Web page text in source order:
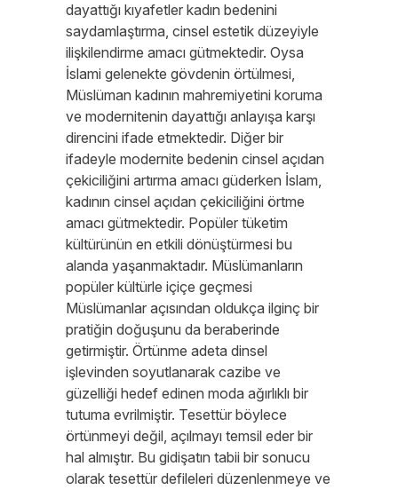
dayattığı kıyafetler kadın bedenini
saydamlaştırma, cinsel estetik düzeyiyle
ilişkilendirme amacı gütmektedir. Oysa
İslami gelenekte gövdenin örtülmesi,
Müslüman kadının mahremiyetini koruma
ve modernitenin dayattığı anlayışa karşı
direncini ifade etmektedir. Diğer bir
ifadeyle modernite bedenin cinsel açıdan
çekiciliğini artırma amacı güderken İslam,
kadının cinsel açıdan çekiciliğini örtme
amacı gütmektedir. Popüler tüketim
kültürünün en etkili dönüştürmesi bu
alanda yaşanmaktadır. Müslümanların
popüler kültürle içiçe geçmesi
Müslümanlar açısından oldukça ilginç bir
pratiğin doğuşunu da beraberinde
getirmiştir. Örtünme adeta dinsel
işlevinden soyutlanarak cazibe ve
güzelliği hedef edinen moda ağırlıklı bir
tutuma evrilmiştir. Tesettür böylece
örtünmeyi değil, açılmayı temsil eder bir
hal almıştır. Bu gidişatın tabii bir sonucu
olarak tesettür defileleri düzenlenmeye ve